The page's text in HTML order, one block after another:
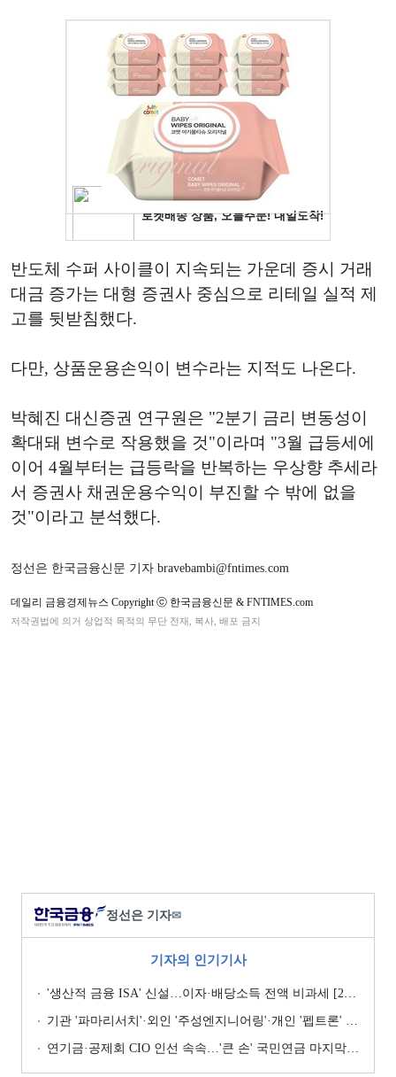
반도체 수퍼 사이클이 지속되는 가운데 증시 거래
대금 증가는 대형 증권사 중심으로 리테일 실적 제
고를 뒷받침했다.
다만, 상품운용손익이 변수라는 지적도 나온다.
박혜진 대신증권 연구원은 "2분기 금리 변동성이
확대돼 변수로 작용했을 것"이라며 "3월 급등세에
이어 4월부터는 급등락을 반복하는 우상향 추세라
서 증권사 채권운용수익이 부진할 수 밖에 없을
것"이라고 분석했다.
정선은 한국금융신문 기자 bravebambi@fntimes.com
데일리 금융경제뉴스 Copyright ⓒ 한국금융신문 & FNTIMES.com
저작권법에 의거 상업적 목적의 무단 전재, 복사, 배포 금지
정선은 기자✉
기자의 인기기사
'생산적 금융 ISA' 신설…이자·배당소득 전액 비과세 [2026 세제개편안]
기관 '파마리서치'·외인 '주성엔지니어링'·개인 '펩트론' 1위 [주간 코스닥 순매수- 2026년 7월27일~7월31일]
연기금·공제회 CIO 인선 속속…'큰 손' 국민연금 마지막 타자